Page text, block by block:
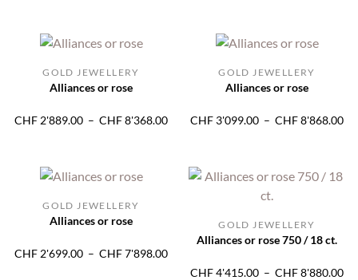
CHF 1'850.00
CHF 3'840.00
Alliances or rose
GOLD JEWELLERY
CHF 2'889.00 – CHF8'368.00Plage
CHF 2'889.00
Alliances or rose
GOLD JEWELLERY
CHF 3'099.00 – CHF8'868.00
Alliances or rose
GOLD JEWELLERY
CHF 2'699.00 – CHF7'898.00Plage
Alliances or rose 750 / 18 ct.
GOLD JEWELLERY
CHF4'415.00 – CHF8'880.00